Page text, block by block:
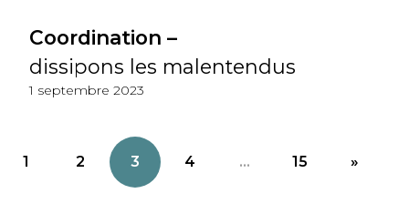
Coordination –
dissipons les malentendus
1 septembre 2023
1 2 3 4 ... 15 »